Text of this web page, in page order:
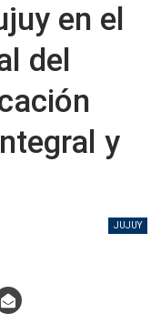
en el
del
y
JUJUY